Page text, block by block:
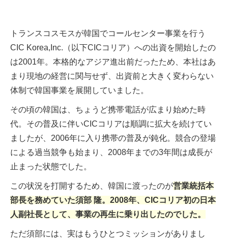
トランスコスモスが韓国でコールセンター事業を行う
CIC Korea,Inc.（以下CICコリア）への出資を開始したの
は2001年。本格的なアジア進出前だったため、本社はあ
まり現地の経営に関与せず、出資前と大きく変わらない
体制で韓国事業を展開していました。
その頃の韓国は、ちょうど携帯電話が広まり始めた時
代。その普及に伴いCICコリアは順調に拡大を続けてい
ましたが、2006年に入り携帯の普及が鈍化。競合の登場
による過当競争も始まり、2008年までの3年間は成長が
止まった状態でした。
この状況を打開するため、韓国に渡ったのが営業統括本
部長を務めていた須部 隆。2008年、CICコリア初の日本
人副社長として、事業の再生に乗り出したのでした。
ただ須部には、実はもうひとつミッションがありまし